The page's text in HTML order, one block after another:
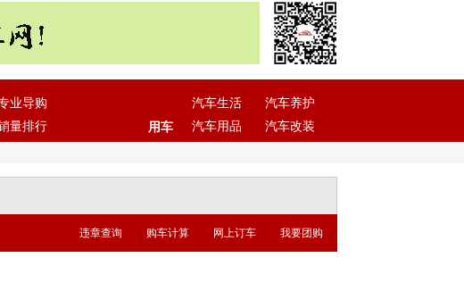
业导购
量排行 用车
汽车生活
汽车养护
汽车用品
汽车改装
违章查询 购车计算 网上订车 我要团购